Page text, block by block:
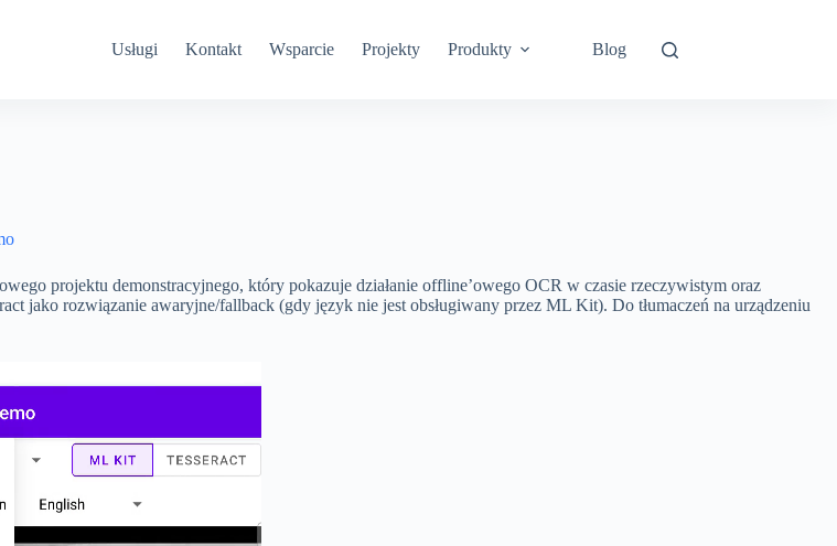
Usługi Kontakt Wsparcie Projekty Produkty Blog
projektu demonstracyjnego, który pokazuje działanie offline’owego OCR w czasie rzeczywistym oraz
jako rozwiązanie awaryjne/fallback (gdy język nie jest obsługiwany przez ML Kit). Do tłumaczeń na urządzeniu